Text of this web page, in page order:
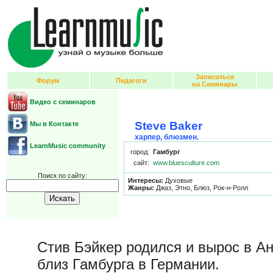
Форум Педагоги
Записаться
на Семинары
Видео с семинаров
Мы в Контакте
LearnMusic community
Поиск по сайту:
Steve Baker
харпер, блюзмен.
город: Гамбург
сайт: www.bluesculture.com
Интересы: Духовые
Жанры: Джаз, Этно, Блюз, Рок-н-Ролл
Стив Бэйкер родился и вырос в
близ Гамбурга в Германии.